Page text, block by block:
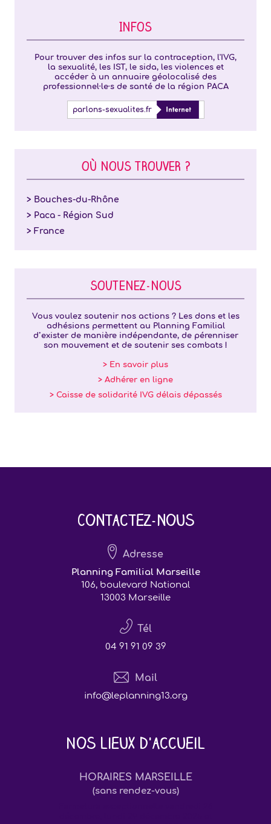
INFOS
Pour trouver des infos sur la contraception, l'IVG,
la sexualité, les IST, le sida, les violences et
accéder à un annuaire géolocalisé des
professionnel·le·s de santé de la région PACA
parlons-sexualites.fr
OÙ NOUS TROUVER ?
> Bouches-du-Rhône
> Paca - Région Sud
> France
SOUTENEZ-NOUS
Vous voulez soutenir nos actions ? Les dons et les
adhésions permettent au Planning Familial
d’exister de manière indépendante, de pérenniser
son mouvement et de soutenir ses combats !
> En savoir plus
> Adhérer en ligne
> Caisse de solidarité IVG délais dépassés
Contactez-nous
Adresse
Planning Familial Marseille
106, boulevard National
13003 Marseille
Tél
04 91 91 09 39
Mail
info@leplanning13.org
Nos lieux d'accueil
HORAIRES MARSEILLE
(sans rendez-vous)